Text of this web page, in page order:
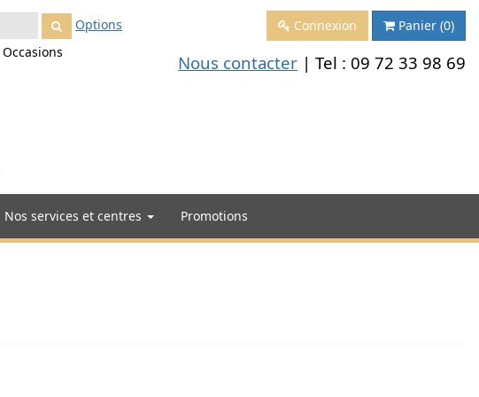
Options
Occasions
Connexion Panier (0)
Nous contacter | Tel : 09 72 33 98 69
Nos services et centres Promotions